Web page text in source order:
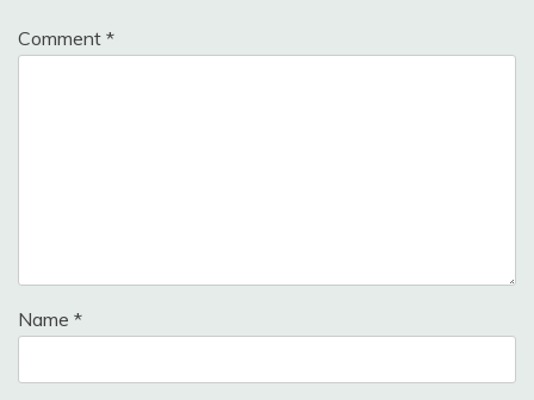
Comment *
Name *